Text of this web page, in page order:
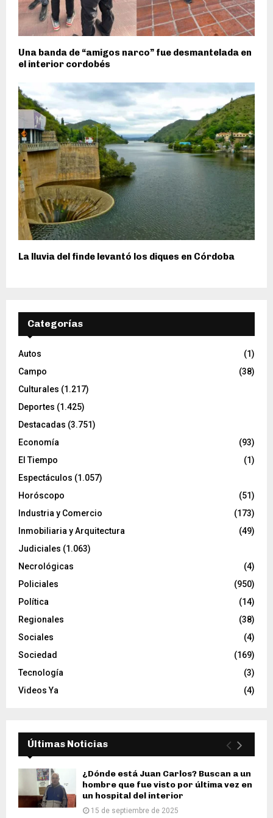
Una banda de “amigos narco” fue desmantelada en
el interior cordobés
La lluvia del finde levantó los diques en Córdoba
Categorías
Autos
(1)
Campo
(38)
Culturales (1.217)
Deportes (1.425)
Destacadas (3.751)
Economía
(93)
El Tiempo
(1)
Espectáculos (1.057)
Horóscopo
(51)
Industria y Comercio
(173)
Inmobiliaria y Arquitectura
(49)
Judiciales (1.063)
Necrológicas
(4)
Policiales
(950)
Política
(14)
Regionales
(38)
Sociales
(4)
Sociedad
(169)
Tecnología
(3)
Videos Ya
(4)
Últimas Noticias
¿Dónde está Juan Carlos? Buscan a un
hombre que fue visto por última vez en
un hospital del interior
15 de septiembre de 2025